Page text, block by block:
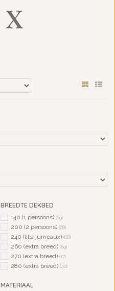
BREEDTE DEKBED
140 (1 persoons) (69)
200 (2 persoons) (68)
240 (lits-jumeaux) (68)
260 (extra breed) (69)
270 (extra breed) (17)
280 (extra breed) (40)
MATERIAAL